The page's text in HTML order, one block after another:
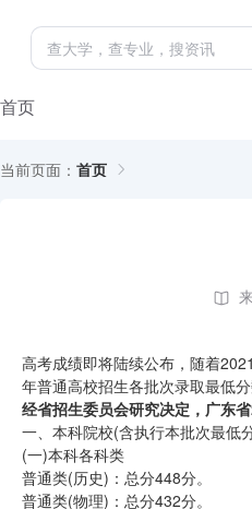
首页
当前页面： 首页
高考成绩即将陆续公布，随着
年普通高校招生各批次录取最低分
经省招生委员会研究决定，广东
一、本科院校(含执行本批次最低
(一)本科各科类
普通类(历史)：总分448分。
普通类(物理)：总分432分。